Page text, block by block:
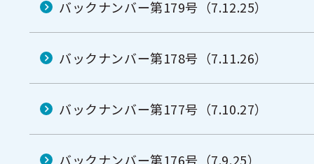
バックナンバー第179号（7.12.25）
バックナンバー第178号（7.11.26）
バックナンバー第177号（7.10.27）
バックナンバー第176号（7.9.25）